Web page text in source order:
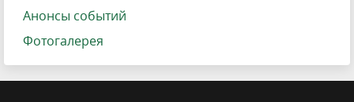
Анонсы событий
Фотогалерея